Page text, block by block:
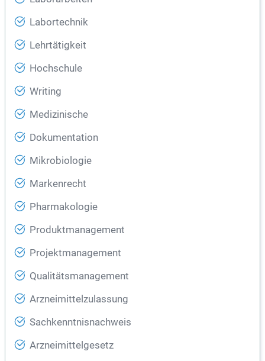
Labortechnik
Lehrtätigkeit
Hochschule
Writing
Medizinische
Dokumentation
Mikrobiologie
Markenrecht
Pharmakologie
Produktmanagement
Projektmanagement
Qualitätsmanagement
Arzneimittelzulassung
Sachkenntnisnachweis
Arzneimittelgesetz